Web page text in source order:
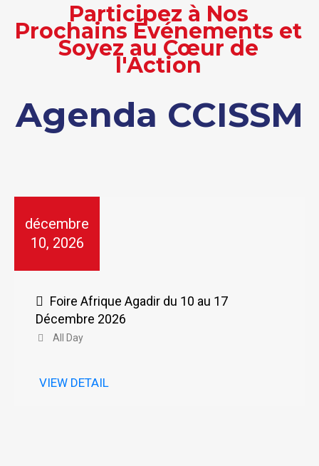
Participez à Nos
Prochains Événements et
Soyez au Cœur de
l'Action
Agenda CCISSM
décembre
10, 2026
Foire Afrique Agadir du 10 au 17
Décembre 2026
All Day
VIEW DETAIL